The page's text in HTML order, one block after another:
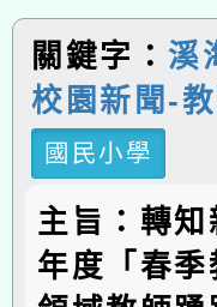
關鍵字： 溪
校園新聞-
國民小學
主旨：轉
年度「春